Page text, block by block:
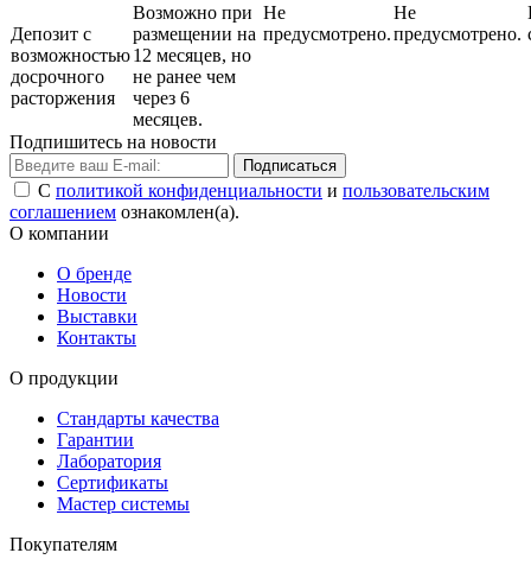
Депозит с
возможностью
досрочного
расторжения
Возможно при
размещении на
12 месяцев, но
не ранее чем
через 6
месяцев.
Не
предусмотрено.
Не
предусмотрено.
Подпишитесь на новости
Подписаться
С политикой конфиденциальности и пользовательским
соглашением ознакомлен(а).
О компании
О бренде
Новости
Выставки
Контакты
О продукции
Стандарты качества
Гарантии
Лаборатория
Сертификаты
Мастер системы
Покупателям